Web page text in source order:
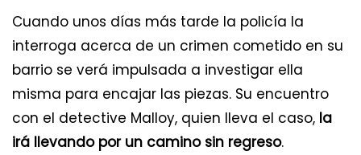
Cuando unos días más tarde la policía la
interroga acerca de un crimen cometido en su
barrio se verá impulsada a investigar ella
misma para encajar las piezas. Su encuentro
con el detective Malloy, quien lleva el caso, la
irá llevando por un camino sin regreso.